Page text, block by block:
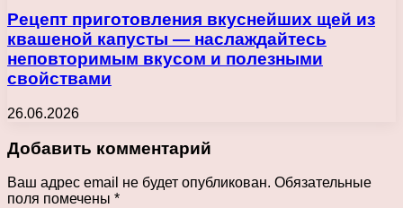
Рецепт приготовления вкуснейших щей из
квашеной капусты — наслаждайтесь
неповторимым вкусом и полезными
свойствами
26.06.2026
Добавить комментарий
Ваш адрес email не будет опубликован. Обязательные
поля помечены *